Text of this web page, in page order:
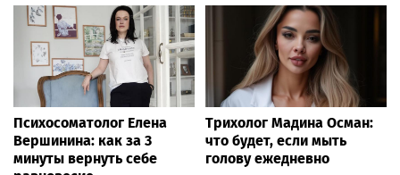
Психосоматолог Елена
Вершинина: как за 3
минуты вернуть себе
Трихолог Мадина Осман:
что будет, если мыть
голову ежедневно